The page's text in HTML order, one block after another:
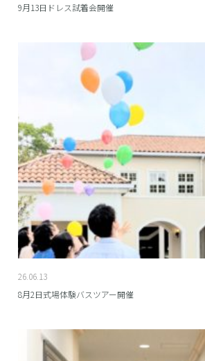
9月13日ドレス試着会開催
26.06.13
8月2日式場体験バスツアー開催